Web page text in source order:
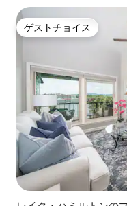
ゲストチョイス
ゲストチョイス